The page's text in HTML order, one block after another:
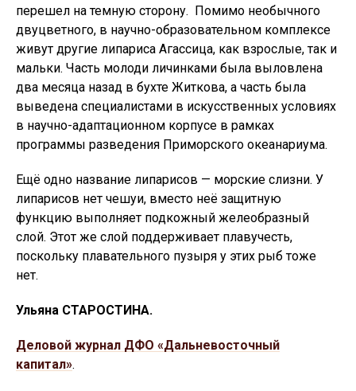
перешел на темную сторону. Помимо необычного
двуцветного, в научно-образовательном комплексе
живут другие липариса Агассица, как взрослые, так и
мальки. Часть молоди личинками была выловлена
два месяца назад в бухте Житкова, а часть была
выведена специалистами в искусственных условиях
в научно-адаптационном корпусе в рамках
программы разведения Приморского океанариума.
Ещё одно название липарисов — морские слизни. У
липарисов нет чешуи, вместо неё защитную
функцию выполняет подкожный желеобразный
слой. Этот же слой поддерживает плавучесть,
поскольку плавательного пузыря у этих рыб тоже
нет.
Ульяна СТАРОСТИНА.
Деловой журнал ДФО «Дальневосточный
капитал».